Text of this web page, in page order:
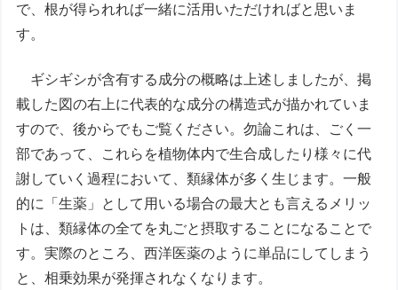
で、根が得られれば一緒に活用いただければと思いま
す。
ギシギシが含有する成分の概略は上述しましたが、掲
載した図の右上に代表的な成分の構造式が描かれていま
すので、後からでもご覧ください。勿論これは、ごく一
部であって、これらを植物体内で生合成したり様々に代
謝していく過程において、類縁体が多く生じます。一般
的に「生薬」として用いる場合の最大とも言えるメリッ
トは、類縁体の全てを丸ごと摂取することになることで
す。実際のところ、西洋医薬のように単品にしてしまう
と、相乗効果が発揮されなくなります。